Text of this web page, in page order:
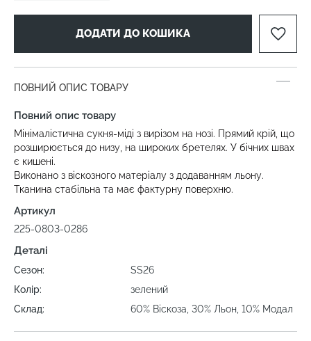
ДОДАТИ ДО КОШИКА
ПОВНИЙ ОПИС ТОВАРУ
Повний опис товару
Мінімалістична сукня-міді з вирізом на нозі. Прямий крій, що
розширюється до низу, на широких бретелях. У бічних швах
є кишені.
Виконано з віскозного матеріалу з додаванням льону.
Тканина стабільна та має фактурну поверхню.
Артикул
225-0803-0286
Деталі
Сезон:
SS26
Колір:
зелений
Склад:
60% Віскоза, 30% Льон, 10% Модал